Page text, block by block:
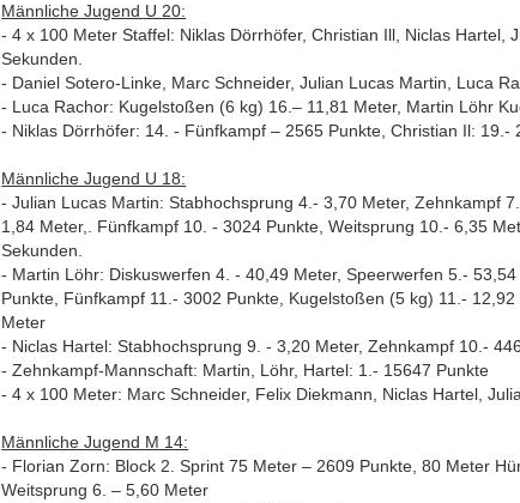
Männliche Jugend U 20:
- 4 x 100 Meter Staffel: Niklas Dörrhöfer, Christian Ill, Niclas Hartel,
Sekunden.
- Daniel Sotero-Linke, Marc Schneider, Julian Lucas Martin, Luca
- Luca Rachor: Kugelstoßen (6 kg) 16.– 11,81 Meter, Martin Löhr
- Niklas Dörrhöfer: 14. - Fünfkampf – 2565 Punkte, Christian Il: 19.-
Männliche Jugend U 18:
- Julian Lucas Martin: Stabhochsprung 4.- 3,70 Meter, Zehnkampf
1,84 Meter,. Fünfkampf 10. - 3024 Punkte, Weitsprung 10.- 6,35
Sekunden.
- Martin Löhr: Diskuswerfen 4. - 40,49 Meter, Speerwerfen 5.-
Punkte, Fünfkampf 11.- 3002 Punkte, Kugelstoßen (5 kg) 11.-
Meter
- Niclas Hartel: Stabhochsprung 9. - 3,20 Meter, Zehnkampf 10.-
- Zehnkampf-Mannschaft: Martin, Löhr, Hartel: 1.- 15647 Punkte
- 4 x 100 Meter: Marc Schneider, Felix Diekmann, Niclas Hartel,
Männliche Jugend M 14:
- Florian Zorn: Block 2. Sprint 75 Meter – 2609 Punkte, 80 Meter
Weitsprung 6. – 5,60 Meter